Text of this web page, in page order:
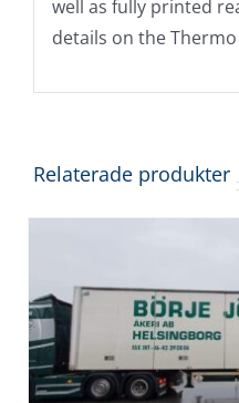
well as fully printed
details on the Thermo
Relaterade produkter